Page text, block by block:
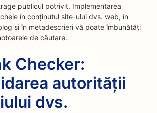
publicul potrivit. Implementarea
în conținutul site-ului dvs. web, în
și în metadescrieri vă poate îmbunătăți
de căutare.
Checker:
autorității
dvs.